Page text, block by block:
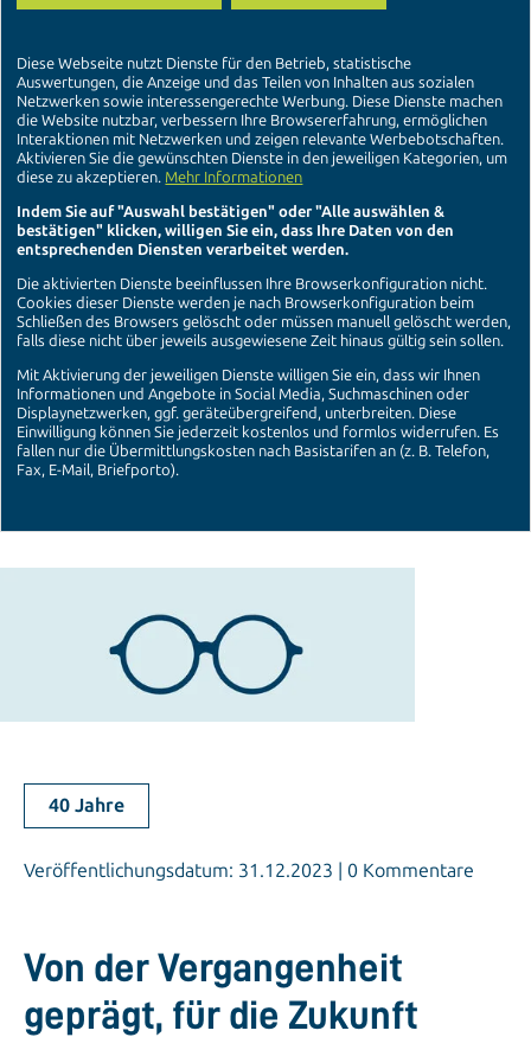
40 Jahre
Veröffentlichungsdatum: 31.12.2023 | 0 Kommentare
Von der Vergangenheit
geprägt, für die Zukunft